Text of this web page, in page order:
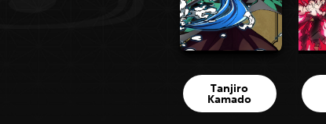
Tanjiro
Kamado